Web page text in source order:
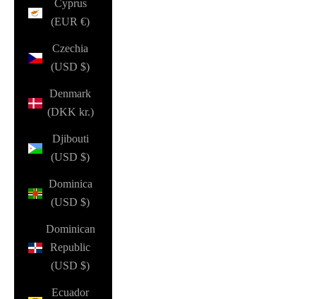
Cyprus
(EUR €)
Czechia
(USD $)
Denmark
(DKK kr.)
Djibouti
(USD $)
Dominica
(USD $)
Dominican
Republic
(USD $)
Ecuador